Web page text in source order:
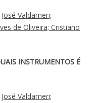
Valdameri;
de Oliveira; Cristiano
INSTRUMENTOS É
Valdameri;